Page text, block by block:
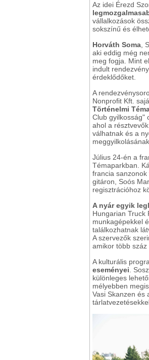
Az idei Érezd
vállalkozások
sokszínű és
Horváth Soma ,
aki eddig még
meg fogja. Mint
indult
érdeklődőket.
A
Nonprofit Kft.
Történelmi
Club gyilkosság"
ahol a
válhatnak és a
Július 24-én a
Témaparkban.
francia sanzonok
gitáron, Soós
regisztrációhoz
A nyár egyik
Hungarian Truck
munkagépekkel
találkozhatnak
A szervezők
amikor több száz
A kulturális
eseményei .
különleges
mélyebben
Vasi Skanzen és